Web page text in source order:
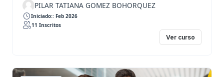
PILAR TATIANA GOMEZ BOHORQUEZ
Iniciado:: Feb 2026
11 Inscritos
Ver curso